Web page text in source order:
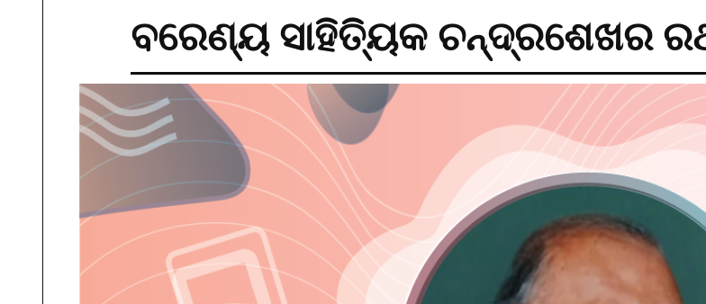
ବରେଣ୍ୟ ସାହିତ୍ୟିକ ଚନ୍ଦ୍ରଶେଖର